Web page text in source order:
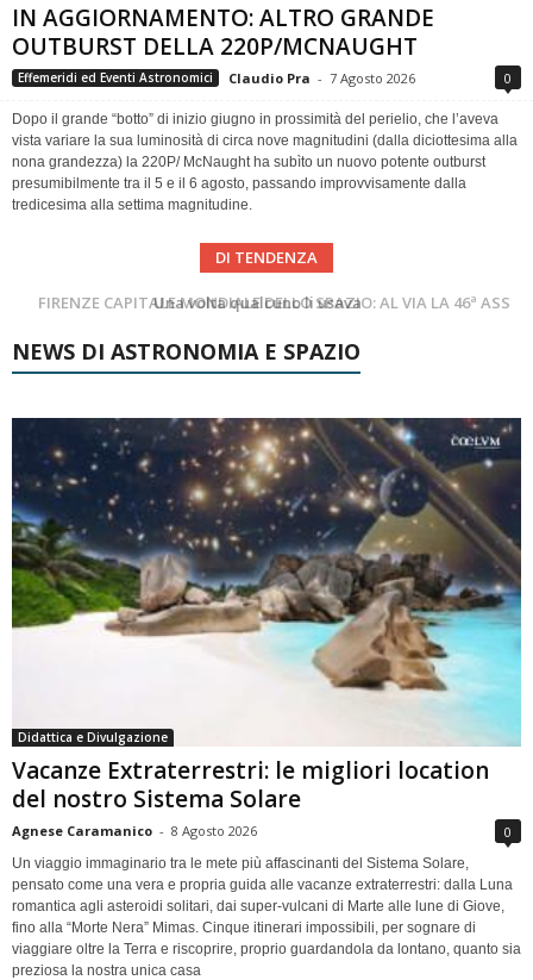
IN AGGIORNAMENTO: ALTRO GRANDE
OUTBURST DELLA 220P/MCNAUGHT
Effemeridi ed Eventi Astronomici Claudio Pra - 7 Agosto 2026 0
Dopo il grande “botto” di inizio giugno in prossimità del perielio, che l’aveva
vista variare la sua luminosità di circa nove magnitudini (dalla diciottesima alla
nona grandezza) la 220P/ McNaught ha subìto un nuovo potente outburst
presumibilmente tra il 5 e il 6 agosto, passando improvvisamente dalla
tredicesima alla settima magnitudine.
DI TENDENZA
FIRENZE CAPITALE MONDIALE DELLO SPAZIO: AL VIA LA 46ª ASSEMBLEA SCIENTIFICA DEL COSPAR
Cielo del Mese di Agosto 2026
NEWS DI ASTRONOMIA E SPAZIO
Didattica e Divulgazione
Vacanze Extraterrestri: le migliori location
del nostro Sistema Solare
Agnese Caramanico - 8 Agosto 2026 0
Un viaggio immaginario tra le mete più affascinanti del Sistema Solare,
pensato come una vera e propria guida alle vacanze extraterrestri: dalla Luna
romantica agli asteroidi solitari, dai super-vulcani di Marte alle lune di Giove,
fino alla “Morte Nera” Mimas. Cinque itinerari impossibili, per sognare di
viaggiare oltre la Terra e riscoprire, proprio guardandola da lontano, quanto sia
preziosa la nostra unica casa